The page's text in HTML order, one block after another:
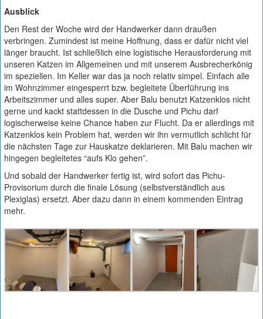
Ausblick
Den Rest der Woche wird der Handwerker dann draußen
verbringen. Zumindest ist meine Hoffnung, dass er dafür nicht viel
länger braucht. Ist schließlich eine logistische Herausforderung mit
unseren Katzen im Allgemeinen und mit unserem Ausbrecherkönig
im speziellen. Im Keller war das ja noch relativ simpel. Einfach alle
im Wohnzimmer eingesperrt bzw. begleitete Überführung ins
Arbeitszimmer und alles super. Aber Balu benutzt Katzenklos nicht
gerne und kackt stattdessen in die Dusche und Pichu darf
logischerweise keine Chance haben zur Flucht. Da er allerdings mit
Katzenklos kein Problem hat, werden wir ihn vermutlich schlicht für
die nächsten Tage zur Hauskatze deklarieren. Mit Balu machen wir
hingegen begleitetes “aufs Klo gehen”.
Und sobald der Handwerker fertig ist, wird sofort das Pichu-
Provisorium durch die finale Lösung (selbstverständlich aus
Plexiglas) ersetzt. Aber dazu dann in einem kommenden Eintrag
mehr.